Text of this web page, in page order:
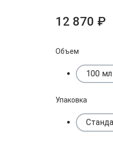
12 870 ₽
Объем
100 мл
Упаковка